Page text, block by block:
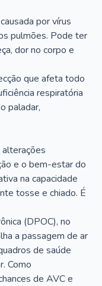
por vírus
pulmões. Pode ter
dor no corpo e
que afeta todo
respiratória
paladar,
alterações
e o bem-estar do
na capacidade
tosse e chiado. É
(DPOC), no
a passagem de ar
de saúde
Como
de AVC e